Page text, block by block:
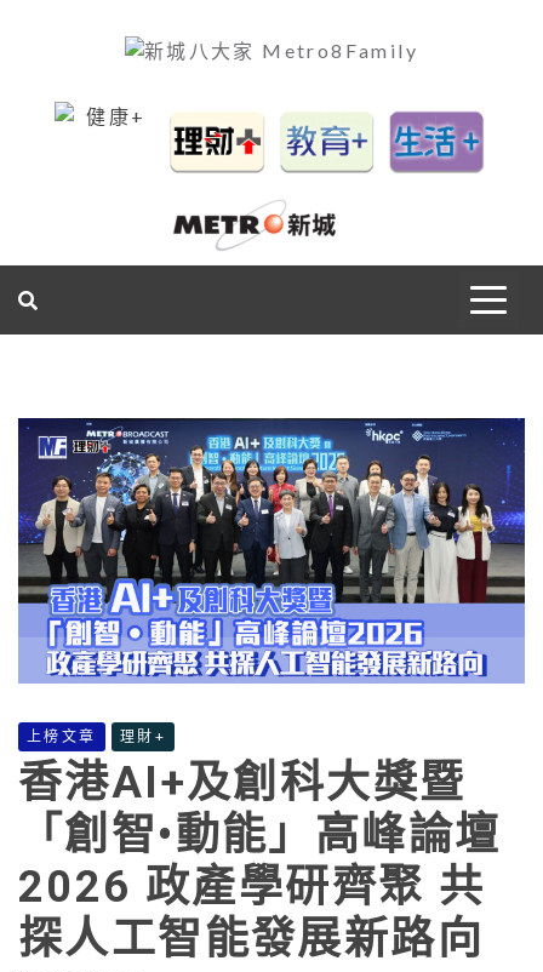
上榜文章 理財+
香港AI+及創科大獎暨
「創智•動能」高峰論壇
2026 政產學研齊聚 共
探人工智能發展新路向